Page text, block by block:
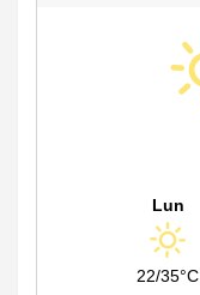
Lun
22/35°C